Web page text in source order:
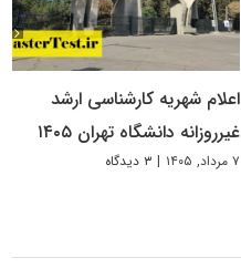
اعلام شهریه کارشناسی ارشد
غیرروزانه دانشگاه تهران ۱۴۰۵
۷ مرداد, ۱۴۰۵ | ۳ دیدگاه